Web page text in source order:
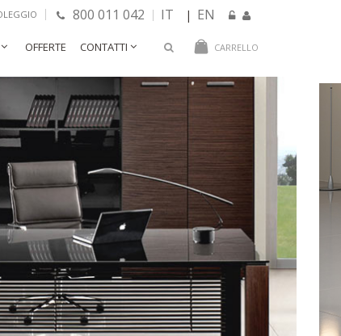
800 011 042 IT | EN
CARRELLO
OFFERTE CONTATTI
credenza in legno.
€ 3.810